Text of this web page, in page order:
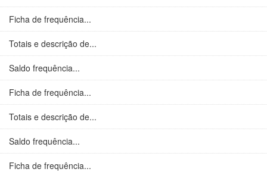
Ficha de frequência...
Totais e descrição de...
Saldo frequência...
Ficha de frequência...
Totais e descrição de...
Saldo frequência...
Ficha de frequência...